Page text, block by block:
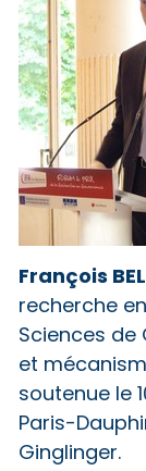
François
recherche
Sciences de
et
soutenue le
Paris-
Ginglinger.